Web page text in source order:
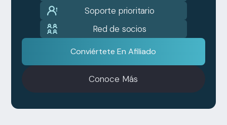
Soporte prioritario
Red de socios
Conviértete En Afiliado
Conoce Más